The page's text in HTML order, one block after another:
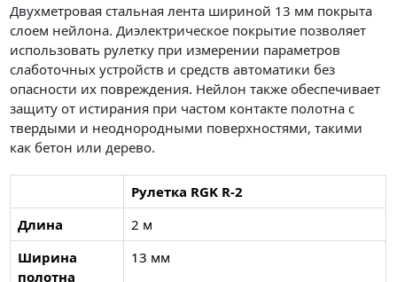
Двухметровая стальная лента шириной 13 мм покрыта
слоем нейлона. Диэлектрическое покрытие позволяет
использовать рулетку при измерении параметров
слаботочных устройств и средств автоматики без
опасности их повреждения. Нейлон также обеспечивает
защиту от истирания при частом контакте полотна с
твердыми и неоднородными поверхностями, такими
как бетон или дерево.
Рулетка RGK R-2
Длина
2 м
Ширина
полотна
13 мм